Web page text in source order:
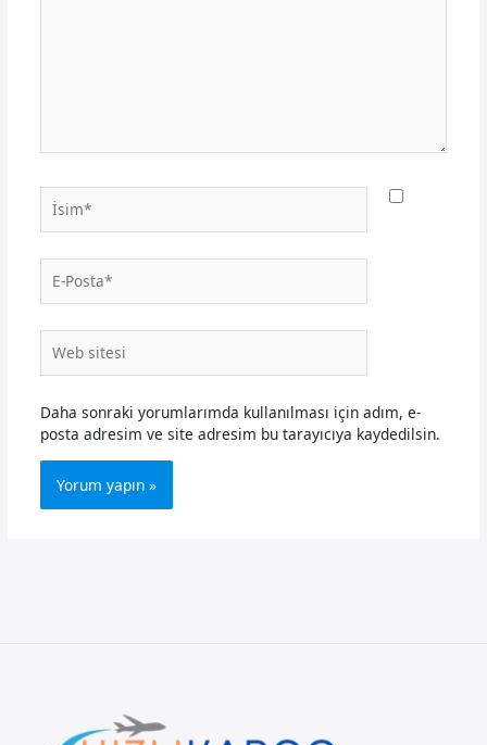
Posta*
sitesi
Daha sonraki yorumlarımda kullanılması için adım, e-
posta adresim ve site adresim bu tarayıcıya kaydedilsin.